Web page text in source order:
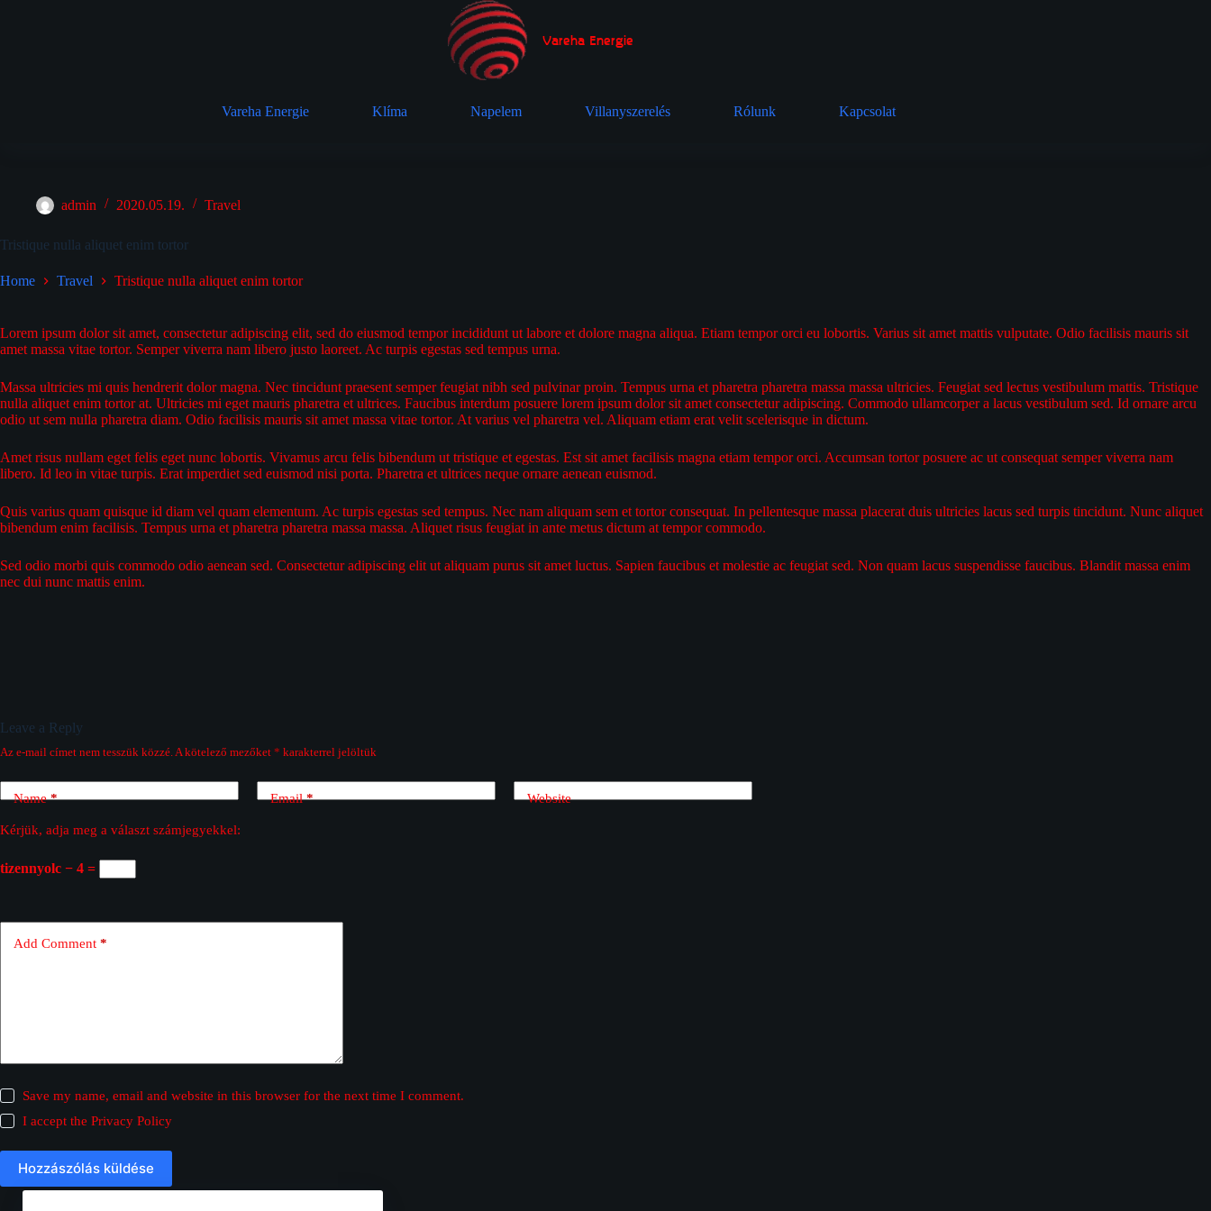
Vareha Energie
Vareha Energie Klíma Napelem Villanyszerelés Rólunk Kapcsolat
admin 2020.05.19. Travel
Tristique nulla aliquet enim tortor
Home Travel Tristique nulla aliquet enim tortor
Lorem ipsum dolor sit amet, consectetur adipiscing elit, sed do eiusmod tempor incididunt ut labore et dolore magna aliqua. Etiam tempor orci eu lobortis. Varius sit amet mattis vulputate. Odio facilisis mauris sit
amet massa vitae tortor. Semper viverra nam libero justo laoreet. Ac turpis egestas sed tempus urna.
Massa ultricies mi quis hendrerit dolor magna. Nec tincidunt praesent semper feugiat nibh sed pulvinar proin. Tempus urna et pharetra pharetra massa massa ultricies. Feugiat sed lectus vestibulum mattis. Tristique
nulla aliquet enim tortor at. Ultricies mi eget mauris pharetra et ultrices. Faucibus interdum posuere lorem ipsum dolor sit amet consectetur adipiscing. Commodo ullamcorper a lacus vestibulum sed. Id ornare arcu
odio ut sem nulla pharetra diam. Odio facilisis mauris sit amet massa vitae tortor. At varius vel pharetra vel. Aliquam etiam erat velit scelerisque in dictum.
Amet risus nullam eget felis eget nunc lobortis. Vivamus arcu felis bibendum ut tristique et egestas. Est sit amet facilisis magna etiam tempor orci. Accumsan tortor posuere ac ut consequat semper viverra nam
libero. Id leo in vitae turpis. Erat imperdiet sed euismod nisi porta. Pharetra et ultrices neque ornare aenean euismod.
Quis varius quam quisque id diam vel quam elementum. Ac turpis egestas sed tempus. Nec nam aliquam sem et tortor consequat. In pellentesque massa placerat duis ultricies lacus sed turpis tincidunt. Nunc aliquet
bibendum enim facilisis. Tempus urna et pharetra pharetra massa massa. Aliquet risus feugiat in ante metus dictum at tempor commodo.
Sed odio morbi quis commodo odio aenean sed. Consectetur adipiscing elit ut aliquam purus sit amet luctus. Sapien faucibus et molestie ac feugiat sed. Non quam lacus suspendisse faucibus. Blandit massa enim
nec dui nunc mattis enim.
Leave a Reply
Az e-mail címet nem tesszük közzé. A kötelező mezőket * karakterrel jelöltük
Name* Email* Website
Kérjük, adja meg a választ számjegyekkel:
tizennyolc − 4 =
Add Comment *
Save my name, email and website in this browser for the next time I comment.
I accept thePrivacy Policy
Hozzászólás küldése